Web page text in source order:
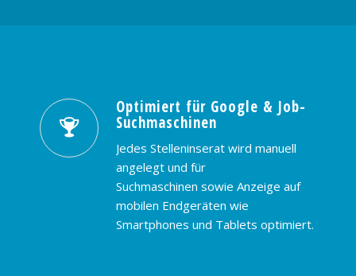
Optimiert für Google & Job-
Suchmaschinen
Jedes Stelleninserat wird manuell
angelegt und für
Suchmaschinen sowie Anzeige auf
mobilen Endgeräten wie
Smartphones und Tablets optimiert.